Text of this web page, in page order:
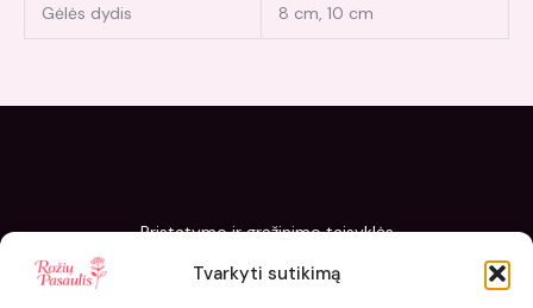
Tvarkyti sutikimą
Gėlės dydis 8 cm, 10 cm
Pristatymo ir grąžinimo taisyklės
Slapukų politika